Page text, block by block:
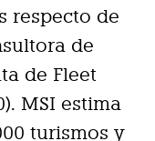
respecto de
de
de Fleet
MSI estima
turismos y